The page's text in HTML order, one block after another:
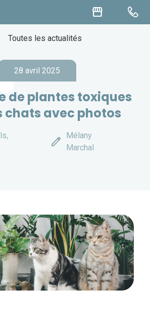
storefront
Toutes les actualités
28 avril 2025
de ​plantes toxiques
chats avec photos
edit
Mélany
Marchal